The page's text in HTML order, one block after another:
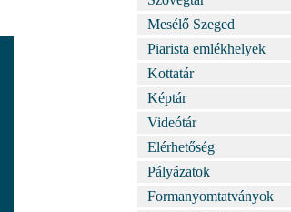
Mesélő Szeged
Piarista emlékhelyek
Kottatár
Képtár
Videótár
Elérhetőség
Pályázatok
Formanyomtatványok